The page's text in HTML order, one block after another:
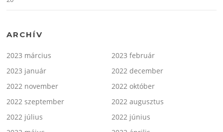
ARCHÍV
2023 március
2023 február
2023 január
2022 december
2022 november
2022 október
2022 szeptember
2022 augusztus
2022 július
2022 június